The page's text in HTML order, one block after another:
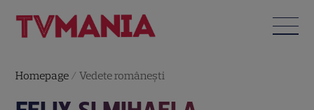
Homepage /Vedete româneşti